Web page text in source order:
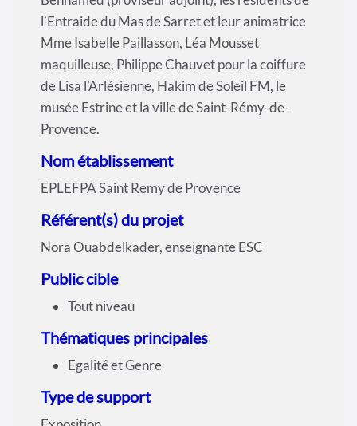
l’Entraide du Mas de Sarret et leur animatrice
Mme Isabelle Paillasson, Léa Mousset
maquilleuse, Philippe Chauvet pour la coiffure
de Lisa l’Arlésienne, Hakim de Soleil FM, le
musée Estrine et la ville de Saint-Rémy-de-
Provence.
Nom établissement
EPLEFPA Saint Remy de Provence
Référent(s) du projet
Nora Ouabdelkader, enseignante ESC
Public cible
Tout niveau
Thématiques principales
Egalité et Genre
Type de support